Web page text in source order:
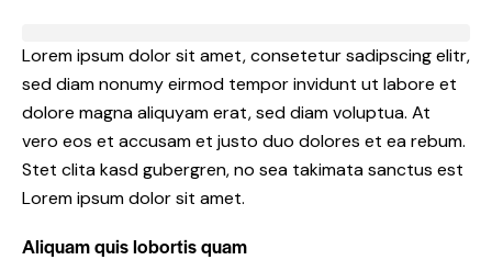
Lorem ipsum dolor sit amet, consetetur sadipscing elitr,
sed diam nonumy eirmod tempor invidunt ut labore et
dolore magna aliquyam erat, sed diam voluptua. At
vero eos et accusam et justo duo dolores et ea rebum.
Stet clita kasd gubergren, no sea takimata sanctus est
Lorem ipsum dolor sit amet.
Aliquam quis lobortis quam